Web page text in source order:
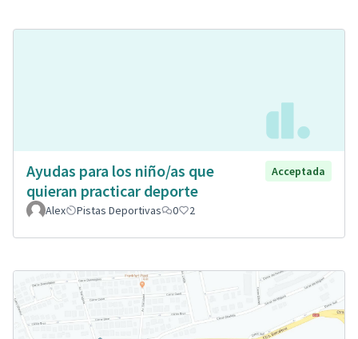
Ayudas para los niño/as que
quieran practicar deporte
Acceptada
Alex Pistas Deportivas 0 2